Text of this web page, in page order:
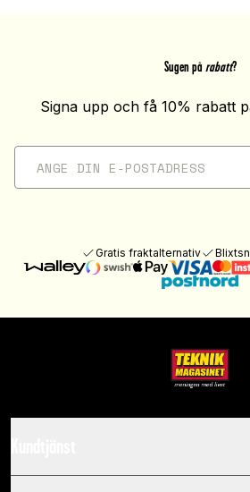
Sugen på rabatt?
Signa upp och få 10% rabatt
Gratis fraktalternativ